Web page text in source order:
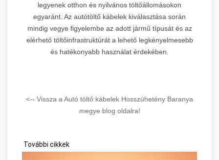
legyenek otthon és nyilvános töltőállomásokon
egyaránt. Az autótöltő kábelek kiválasztása során
mindig vegye figyelembe az adott jármű típusát és az
elérhető töltőinfrastruktúrát a lehető legkényelmesebb
és hatékonyabb használat érdekében.
<-- Vissza a Autó töltő kábelek Hosszúhetény Baranya
megye blog oldalra!
További cikkek